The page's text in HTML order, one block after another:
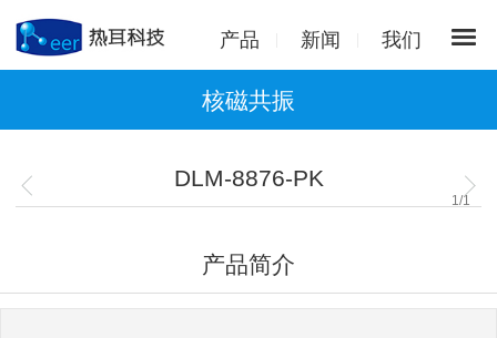
产品 新闻 我们
核磁共振
DLM-8876-PK
1 /1
产品简介